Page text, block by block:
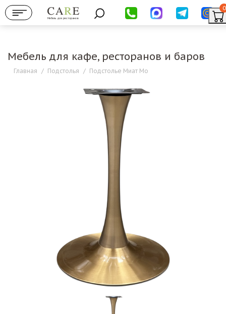
Мебель для ресторанов
0
Мебель для кафе, ресторанов и баров
Главная / Подстолья / Подстолье Миат Мо